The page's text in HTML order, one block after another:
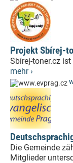
Projekt Sbírej-
Sbírej-toner.cz
mehr ›
Die Gemeinde
Mitglieder